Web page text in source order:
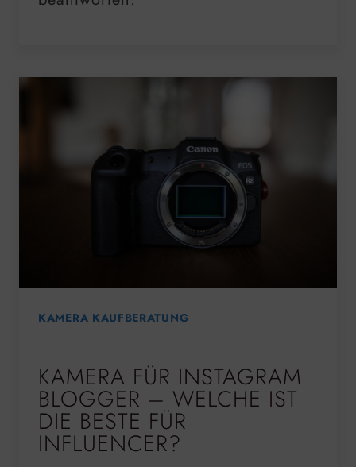
KAMERA KAUFBERATUNG
KAMERA FÜR INSTAGRAM
BLOGGER – WELCHE IST
DIE BESTE FÜR
INFLUENCER?